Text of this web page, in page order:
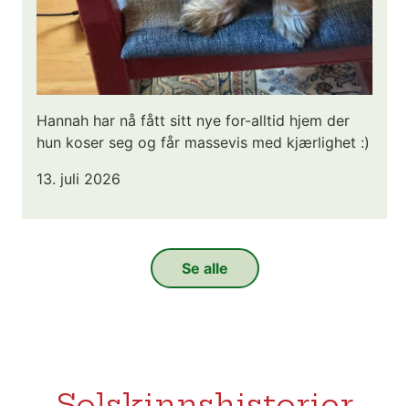
Hannah har nå fått sitt nye for-alltid hjem der
hun koser seg og får massevis med kjærlighet :)
13. juli 2026
Se alle